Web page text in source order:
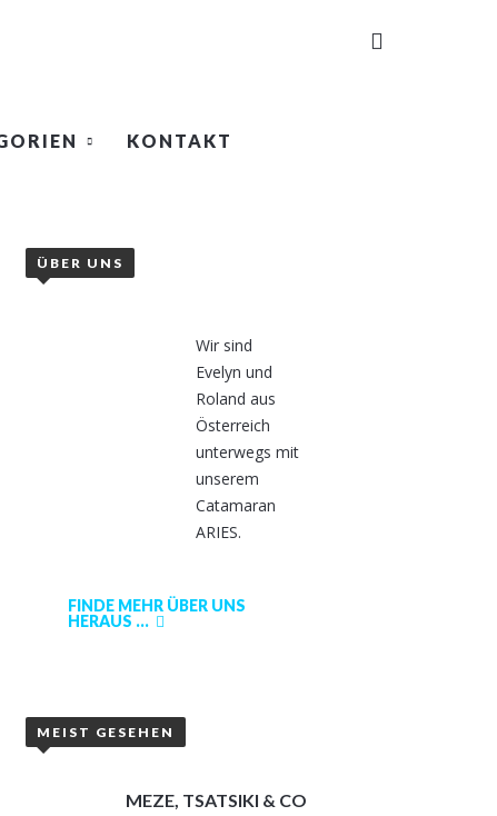
KONTAKT
ÜBER UNS
Wir sind
Evelyn und
Roland aus
Österreich
unterwegs mit
unserem
Catamaran
ARIES.
FINDE MEHR ÜBER UNS
HERAUS ...
MEIST GESEHEN
MEZE, TSATSIKI & CO